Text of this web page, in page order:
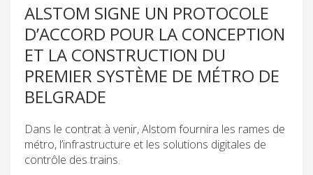
ALSTOM SIGNE UN PROTOCOLE
D’ACCORD POUR LA CONCEPTION
ET LA CONSTRUCTION DU
PREMIER SYSTÈME DE MÉTRO DE
BELGRADE
Dans le contrat à venir, Alstom fournira les rames de
métro, l’infrastructure et les solutions digitales de
contrôle des trains.